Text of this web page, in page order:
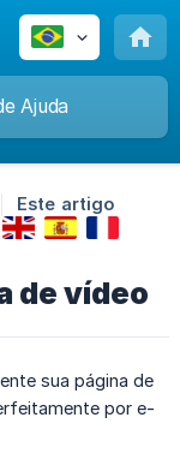
Este artigo
de vídeo
sua página de
por e-